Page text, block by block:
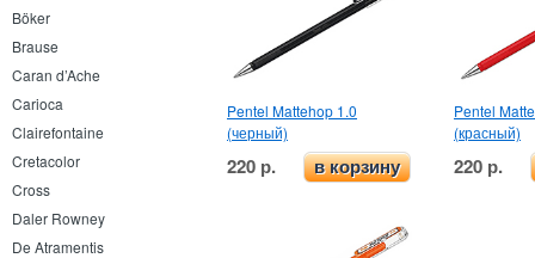
Böker
Brause
Caran d’Ache
Carioca
Clairefontaine
Cretacolor
Cross
Daler Rowney
De Atramentis
Pentel Mattehop 1.0
(черный)
220 р. в корзину
Pentel
(красный)
220 р.